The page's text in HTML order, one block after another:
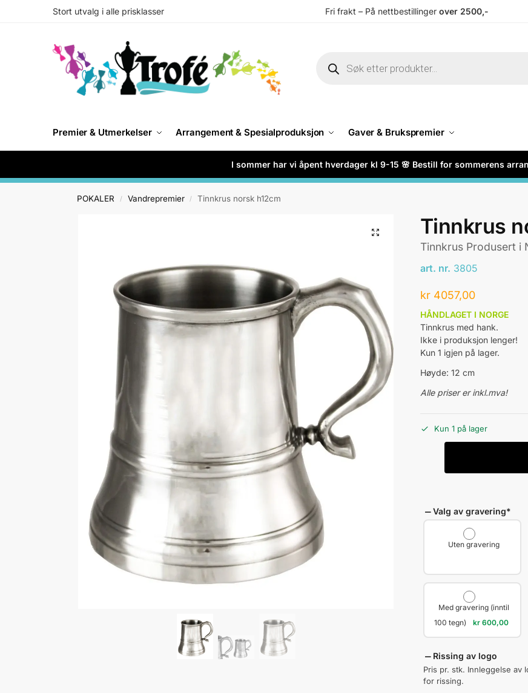
Stort utvalg i alle prisklasser Fri frakt – På nettbestillinger over 2500,-
Premier & Utmerkelser Arrangement & Spesialproduksjon Gaver & Brukspremier
I sommer har vi åpent hverdager kl 9-15 🌸 Bestill for sommerens
POKALER / Vandrepremier / Tinnkrus norsk h12cm
Tinnkrus
Tinnkrus Produsert i
art. nr. 3805
kr4057,00
HÅNDLAGET I NORGE
Tinnkrus med hank.
Ikke i produksjon lenger!
Kun 1 igjen på lager.
Høyde: 12 cm
Alle priser er inkl.mva!
Kun 1 på lager
Valg av gravering*
Uten gravering
Med gravering (inntil
100 tegn)
kr600,00
Rissing av logo
Pris pr. stk. Innleggelse av
for rissing.